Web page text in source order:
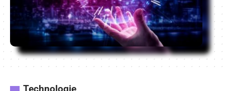
Technologie